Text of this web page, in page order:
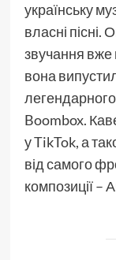
українську
власні пісні.
звучання
вона
Boombox.
у TikTok, а
від самого
композиції –